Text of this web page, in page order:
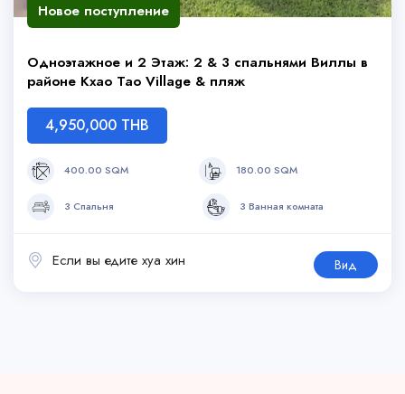
Новое поступление
Одноэтажное и 2 Этаж: 2 & 3 спальнями Виллы в
районе Кхао Тао Village & пляж
4,950,000 THB
400.00 SQM 180.00 SQM
3 Спальня 3 Ванная комната
Если вы едите хуа хин Вид